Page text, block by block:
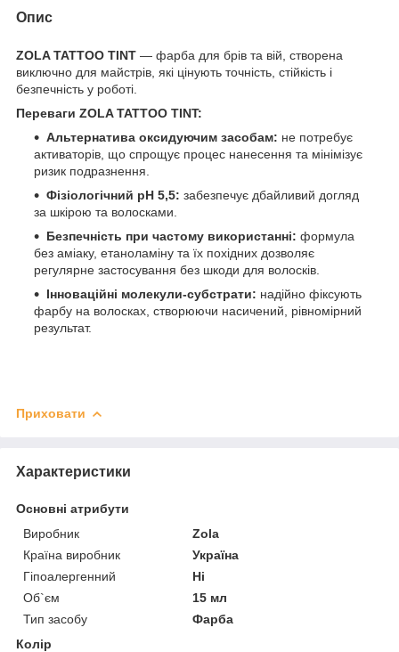
Опис
ZOLA TATTOO TINT — фарба для брів та вій, створена
виключно для майстрів, які цінують точність, стійкість і
безпечність у роботі.
Переваги ZOLA TATTOO TINT:
Альтернатива оксидуючим засобам: не потребує
активаторів, що спрощує процес нанесення та мінімізує
ризик подразнення.
Фізіологічний pH 5,5: забезпечує дбайливий догляд
за шкірою та волосками.
Безпечність при частому використанні: формула
без аміаку, етаноламіну та їх похідних дозволяє
регулярне застосування без шкоди для волосків.
Інноваційні молекули-субстрати: надійно фіксують
фарбу на волосках, створюючи насичений, рівномірний
результат.
Приховати
Характеристики
Основні атрибути
Виробник
Zola
Країна виробник
Україна
Гіпоалергенний
Ні
Об`єм
15 мл
Тип засобу
Фарба
Колір